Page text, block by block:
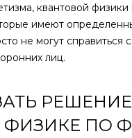
квантовой физики
имеют
не могут справиться
лиц.
ФИЗИКЕ ПО